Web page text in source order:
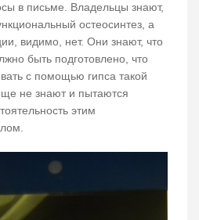
в письме. Владельцы знают,
остеосинтез, а
видимо, нет. Они знают, что
быть подготовлено, что
с помощью гипса такой
не знают и пытаются
этим